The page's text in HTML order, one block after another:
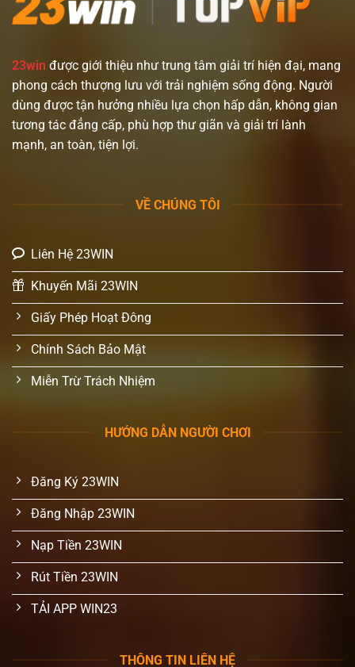
23win được giới thiệu như trung tâm giải trí hiện đại, mang
phong cách thượng lưu với trải nghiệm sống động. Người
dùng được tận hưởng nhiều lựa chọn hấp dẫn, không gian
tương tác đẳng cấp, phù hợp thư giãn và giải trí lành
mạnh, an toàn, tiện lợi.
VỀ CHÚNG TÔI
Liên Hệ 23WIN
Khuyến Mãi 23WIN
Giấy Phép Hoạt Đông
Chính Sách Bảo Mật
Miễn Trừ Trách Nhiệm
HƯỚNG DẪN NGƯỜI CHƠI
Đăng Ký 23WIN
Đăng Nhập 23WIN
Nạp Tiền 23WIN
Rút Tiền 23WIN
TẢI APP WIN23
THÔNG TIN LIÊN HỆ